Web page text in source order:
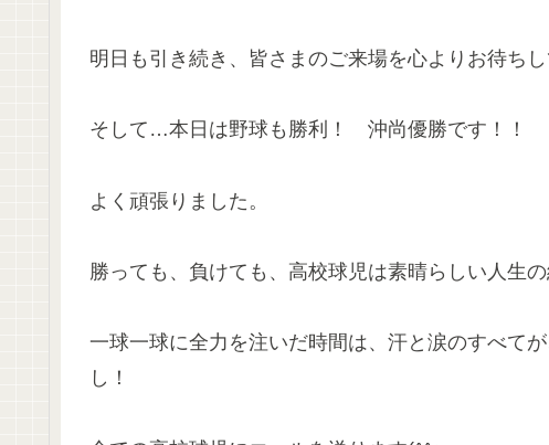
明日も引き続き、皆さまのご来場を心よりお待ちし
そして…本日は野球も勝利！ 沖尚優勝です！！
よく頑張りました。
勝っても、負けても、高校球児は素晴らしい人生
一球一球に全力を注いだ時間は、汗と涙のすべて
し！